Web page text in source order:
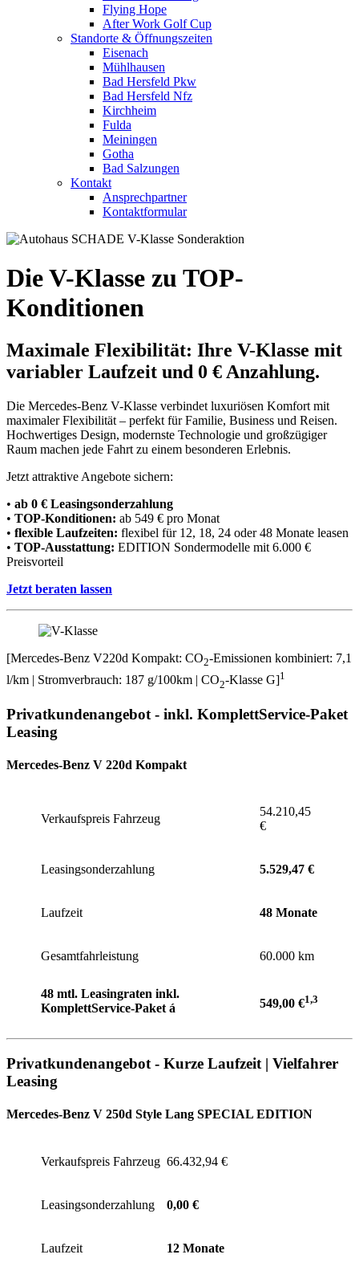
Flying Hope
After Work Golf Cup
Standorte & Öffnungszeiten
Eisenach
Mühlhausen
Bad Hersfeld Pkw
Bad Hersfeld Nfz
Kirchheim
Fulda
Meiningen
Gotha
Bad Salzungen
Kontakt
Ansprechpartner
Kontaktformular
Die V-Klasse zu TOP-
Konditionen
Maximale Flexibilität: Ihre V-Klasse mit
variabler Laufzeit und 0 € Anzahlung.
Die Mercedes-Benz V-Klasse verbindet luxuriösen Komfort mit
maximaler Flexibilität – perfekt für Familie, Business und Reisen.
Hochwertiges Design, modernste Technologie und großzügiger
Raum machen jede Fahrt zu einem besonderen Erlebnis.
Jetzt attraktive Angebote sichern:
• ab 0 € Leasingsonderzahlung
• TOP-Konditionen: ab 549 € pro Monat
• flexible Laufzeiten: flexibel für 12, 18, 24 oder 48 Monate leasen
• TOP-Ausstattung: EDITION Sondermodelle mit 6.000 €
Preisvorteil
Jetzt beraten lassen
[Mercedes-Benz V220d Kompakt: CO2-Emissionen kombiniert: 7,1
l/km | Stromverbrauch: 187 g/100km | CO2-Klasse G]1
Privatkundenangebot - inkl. KomplettService-Paket
Leasing
Mercedes-Benz V 220d Kompakt
Verkaufspreis Fahrzeug
54.210,45
€
Leasingsonderzahlung 5.529,47 €
Laufzeit 48 Monate
Gesamtfahrleistung 60.000 km
48 mtl. Leasingraten inkl.
KomplettService-Paket á
549,00 €1,3
Privatkundenangebot - Kurze Laufzeit | Vielfahrer
Leasing
Mercedes-Benz V 250d Style Lang SPECIAL EDITION
Verkaufspreis Fahrzeug 66.432,94 €
Leasingsonderzahlung 0,00 €
Laufzeit 12 Monate